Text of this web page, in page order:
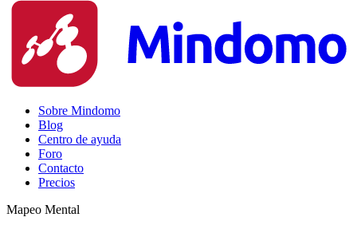
Sobre Mindomo
Blog
Centro de ayuda
Foro
Contacto
Precios
Mapeo Mental